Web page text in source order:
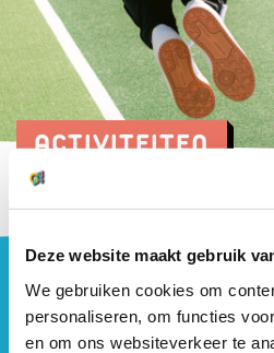
Deze website maakt gebruik
We gebruiken cookies om
personaliseren, om functies
en om ons websiteverkeer te
Wat we doen
Voor organisaties
Nieuws
Bel ons Mail ons
Zoeken
Zoeken
ACTIVITEITEN
Beweegroute